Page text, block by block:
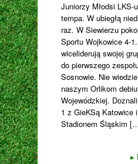
Juniorzy Młodsi LKS-
tempa. W ubiegłą
raz. W Siewierzu
Sportu Wojkowice 4-
wiceliderują swojej
do pierwszego
Sosnowie. Nie
naszym Orlikom
Wojewódzkiej.
1 z GieKSą Katowice
Stadionem Śląskim
▸